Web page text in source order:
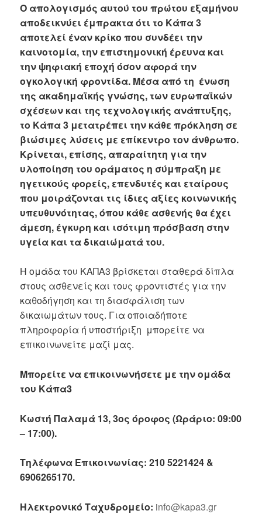
Ο απολογισμός αυτού του πρώτου εξαμήνου
αποδεικνύει έμπρακτα ότι το Κάπα 3
αποτελεί έναν κρίκο που συνδέει την
καινοτομία, την επιστημονική έρευνα και
την ψηφιακή εποχή όσον αφορά την
ογκολογική φροντίδα. Μέσα από τη ένωση
της ακαδημαϊκής γνώσης, των ευρωπαϊκών
σχέσεων και της τεχνολογικής ανάπτυξης,
το Κάπα 3 μετατρέπει την κάθε πρόκληση σε
βιώσιμες λύσεις με επίκεντρο τον άνθρωπο.
Κρίνεται, επίσης, απαραίτητη για την
υλοποίηση του οράματος η σύμπραξη με
ηγετικούς φορείς, επενδυτές και εταίρους
που μοιράζονται τις ίδιες αξίες κοινωνικής
υπευθυνότητας, όπου κάθε ασθενής θα έχει
άμεση, έγκυρη και ισότιμη πρόσβαση στην
υγεία και τα δικαιώματά του.
Η ομάδα του ΚΑΠΑ3 βρίσκεται σταθερά δίπλα
στους ασθενείς και τους φροντιστές για την
καθοδήγηση και τη διασφάλιση των
δικαιωμάτων τους. Για οποιαδήποτε
πληροφορία ή υποστήριξη μπορείτε να
επικοινωνείτε μαζί μας.
Μπορείτε να επικοινωνήσετε με την ομάδα
του Κάπα3
Κωστή Παλαμά 13, 3ος όροφος (Ωράριο: 09:00
– 17:00).
Τηλέφωνα Επικοινωνίας: 210 5221424 &
6906265170.
Ηλεκτρονικό Ταχυδρομείο: info@kapa3.gr